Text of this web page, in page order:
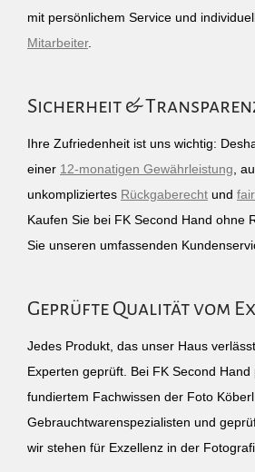
mit persönlichem Service und
Mitarbeiter.
Sicherheit &
Ihre Zufriedenheit ist uns wichtig:
einer 12-monatigen Gewährleistung ,
unkompliziertes Rückgaberecht und
Kaufen Sie bei FK Second Hand ohne
Sie unseren umfassenden
Geprüfte Qualität vom
Jedes Produkt, das unser Haus
Experten geprüft. Bei FK Second
fundiertem Fachwissen der Foto Köberl
Gebrauchtwarenspezialisten und
wir stehen für Exzellenz in der